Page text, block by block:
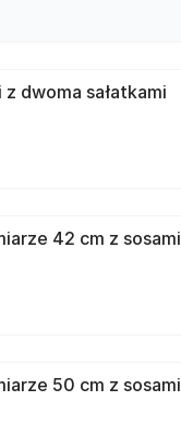
dwoma sałatkami
42 cm z sosami
50 cm z sosami